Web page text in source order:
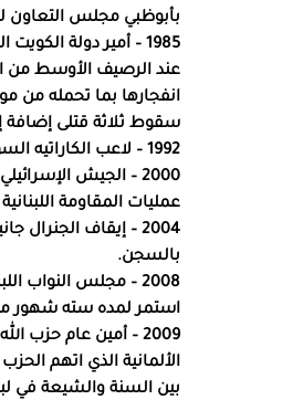
بأبوظبي مجلس التعاون
1985 – أمير دولة
عند الرصيف الأوسط من
انفجارها بما تحمله من
سقوط ثلاثة قتلى إضافة
1992 – لاعب الكاراتيه السوداني هاشم بدر الدين يعتدي على حسن الترابي في أوتاوا يكندا.
2000 – الجيش
عمليات المقاومة
2004 – إيقاف
بالسجن.
2008 – مجلس النواب
استمر لمده سته شهور
2009 – أمين عام
الألمانية الذي اتهم
بين السنة والشيعة في